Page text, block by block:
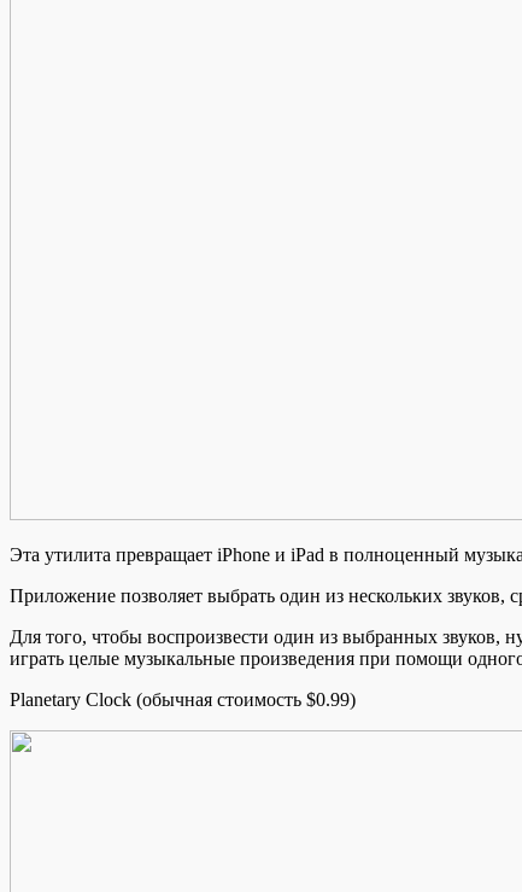
Эта утилита превращает iPhone и iPad в полноценный
Приложение позволяет выбрать один из нескольких
Для того, чтобы воспроизвести один из выбранных звуков,
играть целые музыкальные произведения при помощи
Planetary Clock (обычная стоимость $0.99)